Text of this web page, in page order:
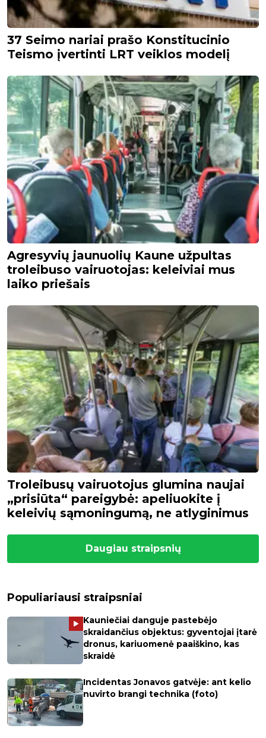
37 Seimo nariai prašo Konstitucinio
Teismo įvertinti LRT veiklos modelį
Agresyvių jaunuolių Kaune užpultas
troleibuso vairuotojas: keleiviai mus
laiko priešais
Troleibusų vairuotojus glumina naujai
„prisiūta“ pareigybė: apeliuokite į
keleivių sąmoningumą, ne atlyginimus
Daugiau straipsnių
Populiariausi straipsniai
Kauniečiai danguje pastebėjo
skraidančius objektus: gyventojai įtarė
dronus, kariuomenė paaiškino, kas
skraidė
Incidentas Jonavos gatvėje: ant kelio
nuvirto brangi technika (foto)